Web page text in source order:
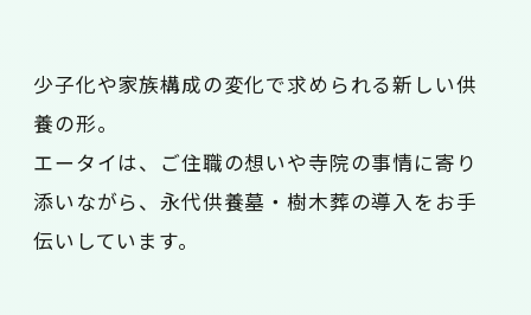
少子化や家族構成の変化で求められる新しい供
養の形。
エータイは、ご住職の想いや寺院の事情に寄り
添いながら、永代供養墓・樹木葬の導入をお手
伝いしています。